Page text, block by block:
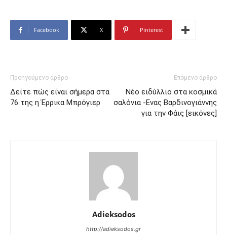
Facebook X Pinterest
Προηγούμενο άρθρο
Δείτε πώς είναι σήμερα στα
76 της η Έρρικα Μπρόγιερ
Επόμενο άρθρο
Νέο ειδύλλιο στα κοσμικά
σαλόνια -Ενας Βαρδινογιάννης
για την Φάις [εικόνες]
Adieksodos
http://adieksodos.gr